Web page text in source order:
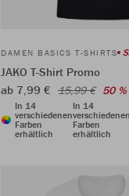
DAMEN BASICS T-SHIRTS
JAKO T-Shirt Promo
ab 7,99 € 15,99 € 50 %
In 14
verschiedenen
Farben
erhältlich
In 14
Farben
erhältlich